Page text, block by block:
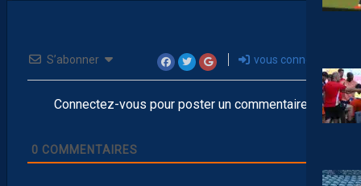
S’abonner vous connecter
Connectez-vous pour poster un commentaire
0 COMMENTAIRES